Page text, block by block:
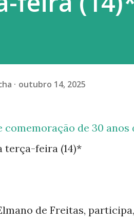
outubro 14, 2025
comemoração de 30 anos
terça-feira (14)*
de Freitas,